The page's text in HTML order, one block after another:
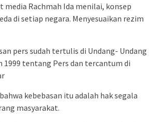
media Rachmah Ida menilai, konsep
di setiap negara. Menyesuaikan rezim
pers sudah tertulis di Undang- Undang
1999 tentang Pers dan tercantum di
kebebasan itu adalah hak segala
masyarakat.